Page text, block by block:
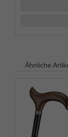
Ähnliche